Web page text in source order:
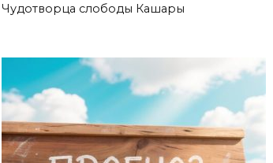
Чудотворца слободы Кашары